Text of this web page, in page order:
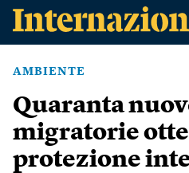
AMBIENTE
Quaranta
migratorie
protezione